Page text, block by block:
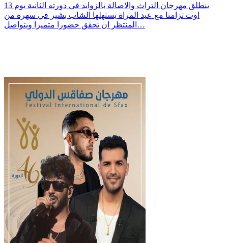
ينطلق مهرجان التراث والاصالة بالزوايد في دورته الثانية يوم 13
اوت تزامنا مع عيد المراة يستهلها الشاب بشير في سهرة من
المنتظر ان تحقق حضورا متميزا ويتواصل…